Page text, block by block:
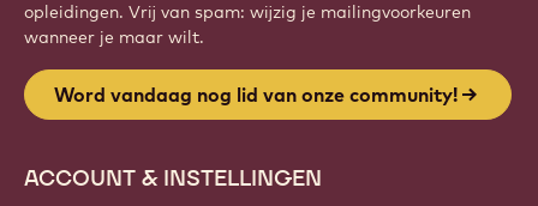
opleidingen. Vrij van spam: wijzig je mailingvoorkeuren
wanneer je maar wilt.
Word vandaag nog lid van onze community!
ACCOUNT & INSTELLINGEN